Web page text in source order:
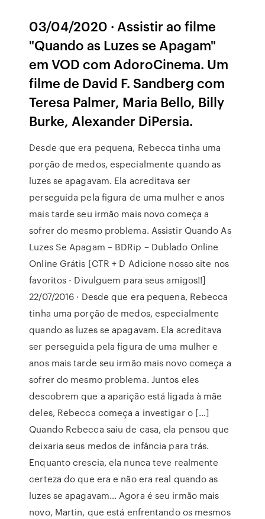
03/04/2020 · Assistir ao filme
"Quando as Luzes se Apagam"
em VOD com AdoroCinema. Um
filme de David F. Sandberg com
Teresa Palmer, Maria Bello, Billy
Burke, Alexander DiPersia.
Desde que era pequena, Rebecca tinha uma
porção de medos, especialmente quando as
luzes se apagavam. Ela acreditava ser
perseguida pela figura de uma mulher e anos
mais tarde seu irmão mais novo começa a
sofrer do mesmo problema. Assistir Quando As
Luzes Se Apagam – BDRip – Dublado Online
Online Grátis [CTR + D Adicione nosso site nos
favoritos - Divulguem para seus amigos!!]
22/07/2016 · Desde que era pequena, Rebecca
tinha uma porção de medos, especialmente
quando as luzes se apagavam. Ela acreditava
ser perseguida pela figura de uma mulher e
anos mais tarde seu irmão mais novo começa a
sofrer do mesmo problema. Juntos eles
descobrem que a aparição está ligada à mãe
deles, Rebecca começa a investigar o […]
Quando Rebecca saiu de casa, ela pensou que
deixaria seus medos de infância para trás.
Enquanto crescia, ela nunca teve realmente
certeza do que era e não era real quando as
luzes se apagavam… Agora é seu irmão mais
novo, Martin, que está enfrentando os mesmos